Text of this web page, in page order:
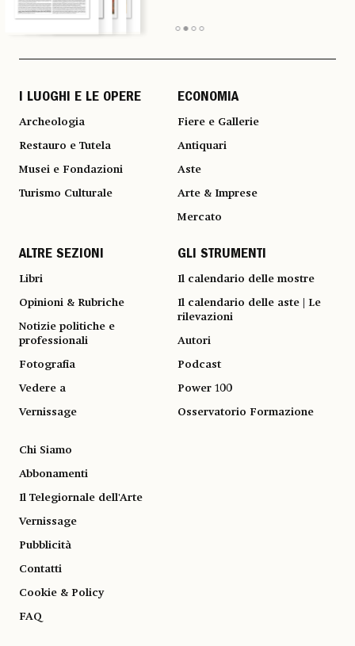
I LUOGHI E LE OPERE
Archeologia
Restauro e Tutela
Musei e Fondazioni
Turismo Culturale
ECONOMIA
Fiere e Gallerie
Antiquari
Aste
Arte & Imprese
Mercato
ALTRE SEZIONI
Libri
Opinioni & Rubriche
Notizie politiche e
professionali
Fotografia
Vedere a
Vernissage
GLI STRUMENTI
Il calendario delle mostre
Il calendario delle aste | Le
rilevazioni
Autori
Podcast
Power 100
Osservatorio Formazione
Chi Siamo
Abbonamenti
Il Telegiornale dell'Arte
Vernissage
Pubblicità
Contatti
Cookie & Policy
FAQ